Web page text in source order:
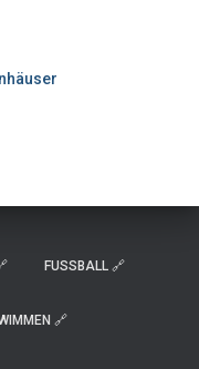
FUSSBALL 🔗
🔗